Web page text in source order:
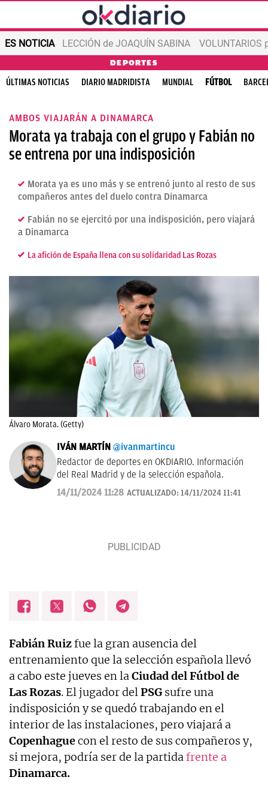
ES NOTICIA LECCIÓN de JOAQUÍN SABINA VOLUNTARIOS
DEPORTES
ÚLTIMAS NOTICIAS DIARIO MADRIDISTA MUNDIAL FÚTBOL
AMBOS VIAJARÁN A DINAMARCA
Morata ya trabaja con el grupo y Fabián no
se entrena por una indisposición
Morata ya es uno más y se entrenó junto al resto de sus
compañeros antes del duelo contra Dinamarca
Fabián no se ejercitó por una indisposición, pero viajará
a Dinamarca
La afición de España llena con su solidaridad Las Rozas
Álvaro Morata. (Getty)
IVÁN MARTÍN @ivanmartincu
Redactor de deportes en OKDIARIO. Información
del Real Madrid y de la selección española.
14/11/2024 11:28 ACTUALIZADO: 14/11/2024 11:41
Fabián Ruizfue la gran ausencia del
entrenamiento que la selección española llevó
a cabo este jueves en laCiudad del Fútbol de
Las Rozas. El jugador delPSG sufre una
indisposición y se quedó trabajando en el
interior de las instalaciones, pero viajará a
Copenhaguecon el resto de sus compañeros y,
si mejora, podría ser de la partidafrente a
Dinamarca.